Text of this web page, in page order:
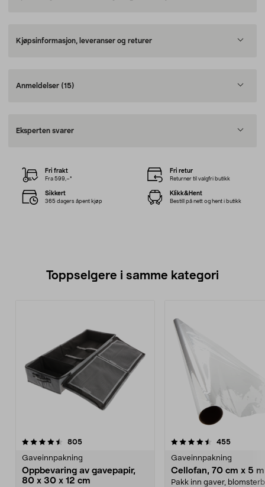
Kjøpsinformasjon, leveranser og returer
Anmeldelser (15)
Eksperten svarer
Fri frakt
Fra 599,–*
Fri retur
Returner til valgfri butikk
Sikkert
365 dagers åpent kjøp
Klikk&Hent
Bestill på nett og hent i butikk
Toppselgere i samme kategori
805anmeldelser
Gaveinnpakning
Oppbevaring av gavepapir,
80 x 30 x 12 cm
4.5 av 5 stjerner 455
Gaveinnpakning
Cellofan, 70 cm x 5 m
Pakk inn gaver,
4.0 av 5 stjerner